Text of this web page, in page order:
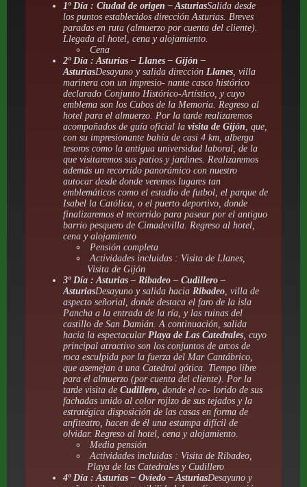
1º Día : Ciudad de origen – AsturiasSalida desde
los puntos establecidos dirección Asturias. Breves
paradas en ruta (almuerzo por cuenta del cliente).
Llegada al hotel, cena y alojamiento.
Cena
2º Día : Asturias – Llanes – Gijón –
AsturiasDesayuno y salida dirección Llanes, villa
marinera con un impresio- nante casco histórico
declarado Conjunto Histórico-Artístico, y cuyo
emblema son los Cubos de la Memoria. Regreso al
hotel para el almuerzo. Por la tarde realizaremos
acompañados de guía oficial la visita de Gijón, que,
con su impresionante bahía de casi 4 km, alberga
tesoros como la antigua universidad laboral, de la
que visitaremos sus patios y jardines. Realizaremos
además un recorrido panorámico con nuestro
autocar desde donde veremos lugares tan
emblemáticos como el estadio de futbol, el parque de
Isabel la Católica, o el puerto deportivo, donde
finalizaremos el recorrido para pasear por el antiguo
barrio pesquero de Cimadevilla. Regreso al hotel,
cena y alojamiento
Pensión completa
Actividades incluidas : Visita de Llanes,
Visita de Gijón
3º Día : Asturias – Ribadeo – Cudillero –
AsturiasDesayuno y salida hacia Ribadeo, villa de
aspecto señorial, donde destaca el faro de la isla
Pancha a la entrada de la ría, y las ruinas del
castillo de San Damián. A continuación, salida
hacia la espectacular Playa de Las Catedrales, cuyo
principal atractivo son los conjuntos de arcos de
roca esculpida por la fuerza del Mar Cantábrico,
que asemejan a una Catedral gótica. Tiempo libre
para el almuerzo (por cuenta del cliente). Por la
tarde visita de Cudillero, donde el co- lorido de sus
fachadas unido al color rojizo de sus tejados y la
estratégica disposición de las casas en forma de
anfiteatro, hacen de él una estampa difícil de
olvidar. Regreso al hotel, cena y alojamiento.
Media pensión
Actividades incluidas : Visita de Ribadeo,
Playa de las Catedrales y Cudillero
4º Día : Asturias – Oviedo – AsturiasDesayuno y